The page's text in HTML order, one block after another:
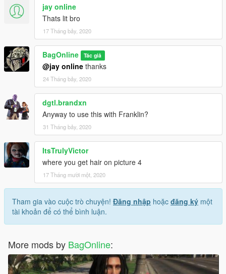
jay online
Thats lit bro
17 Tháng bảy, 2020
BagOnline Tác giả
@jay online thanks
24 Tháng bảy, 2020
dgtl.brandxn
Anyway to use this with Franklin?
31 Tháng bảy, 2020
ItsTrulyVictor
where you get hair on picture 4
17 Tháng mười một, 2020
Tham gia vào cuộc trò chuyện! Đăng nhập hoặc đăng ký một
tài khoản để có thể bình luận.
More mods by BagOnline: